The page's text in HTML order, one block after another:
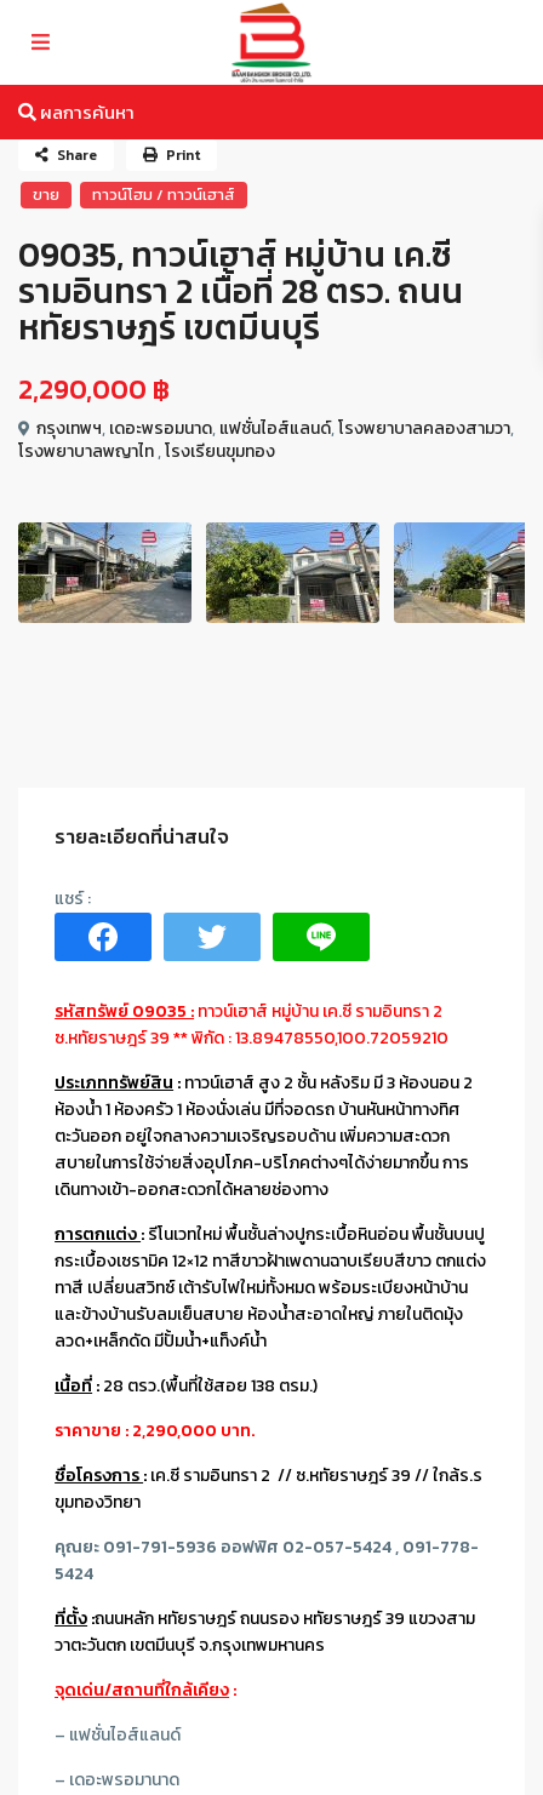
ผลการค้นหา
ขาย ทาวน์โฮม / ทาวน์เฮาส์
09035, ทาวน์เฮาส์ หมู่บ้าน เค.ซี
รามอินทรา 2 เนื้อที่ 28 ตรว. ถนน
หทัยราษฎร์ เขตมีนบุรี
2,290,000 ฿
กรุงเทพฯ,เดอะพรอมนาด,แฟชั่นไอส์แลนด์,โรงพยาบาลคลองสามวา,
โรงพยาบาลพญาไท,โรงเรียนขุมทอง
Share Print
รายละเอียดที่น่าสนใจ
รหัสทรัพย์ 09035 :ทาวน์เฮาส์ หมู่บ้าน เค.ซี รามอินทรา 2
ซ.หทัยราษฎร์ 39 ** พิกัด : 13.89478550,100.72059210
ประเภททรัพย์สิน :ทาวน์เฮาส์ สูง 2 ชั้น หลังริม มี 3 ห้องนอน 2
ห้องน้ำ 1 ห้องครัว 1 ห้องนั่งเล่น มีที่จอดรถ บ้านหันหน้าทางทิศ
ตะวันออก อยู่ใจกลางความเจริญรอบด้าน เพิ่มความสะดวก
สบายในการใช้จ่ายสิ่งอุปโภค-บริโภคต่างๆได้ง่ายมากขึ้น การ
เดินทางเข้า-ออกสะดวกได้หลายช่องทาง
การตกแต่ง:รีโนเวทใหม่ พื้นชั้นล่างปูกระเบื้อหินอ่อน พื้นชั้นบนปู
กระเบื้องเซรามิค 12×12 ทาสีขาวฝ้าเพดานฉาบเรียบสีขาว ตกแต่ง
ทาสี เปลี่ยนสวิทซ์ เต้ารับไฟใหม่ทั้งหมด พร้อมระเบียงหน้าบ้าน
และข้างบ้านรับลมเย็นสบาย ห้องน้ำสะอาดใหญ่ ภายในติดมุ้ง
ลวด+เหล็กดัด มีปั้มน้ำ+แท็งค์น้ำ
เนื้อที่:28 ตรว.(พื้นที่ใช้สอย 138 ตรม.)
ราคาขาย : 2,290,000 บาท.
ชื่อโครงการ:เค.ซี รามอินทรา 2 // ซ.หทัยราษฎร์ 39 // ใกล้ร.ร
ขุมทองวิทยา
คุณยะ 091-791-5936 ออฟฟิศ 02-057-5424 , 091-778-
5424
ที่ตั้ง:ถนนหลัก หทัยราษฎร์ ถนนรอง หทัยราษฎร์ 39 แขวงสาม
วาตะวันตก เขตมีนบุรี จ.กรุงเทพมหานคร
จุดเด่น/สถานที่ใกล้เคียง:
– แฟชั่นไอส์แลนด์
– เดอะพรอมานาด